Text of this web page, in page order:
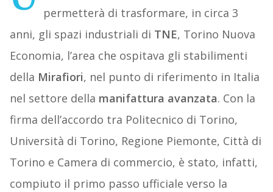
permetterà di trasformare, in circa 3
anni, gli spazi industriali di TNE, Torino Nuova
Economia, l’area che ospitava gli stabilimenti
della Mirafiori, nel punto di riferimento in Italia
nel settore della manifattura avanzata. Con la
firma dell’accordo tra Politecnico di Torino,
Università di Torino, Regione Piemonte, Città di
Torino e Camera di commercio, è stato, infatti,
compiuto il primo passo ufficiale verso la